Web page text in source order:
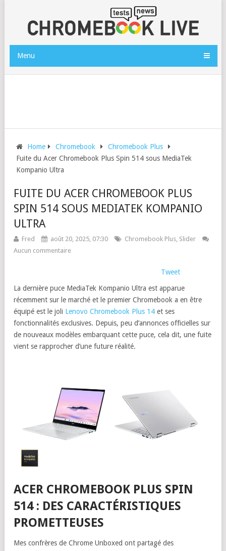
Menu
Home Chromebook
Chromebook Plus
Fuite du Acer Chromebook Plus Spin 514 sous MediaTek
Kompanio Ultra
FUITE DU ACER CHROMEBOOK PLUS
SPIN 514 SOUS MEDIATEK KOMPANIO
ULTRA
Fred août 20, 2025, 07:30 Chromebook Plus, Slider
Aucun commentaire
Tweet
La dernière puce MediaTek Kompanio Ultra est apparue
récemment sur le marché et le premier Chromebook a en être
équipé est le joli Lenovo Chromebook Plus 14 et ses
fonctionnalités exclusives. Depuis, peu d’annonces officielles sur
de nouveaux modèles embarquant cette puce, cela dit, une fuite
vient se rapprocher d’une future réalité.
ACER CHROMEBOOK PLUS SPIN
514 : DES CARACTÉRISTIQUES
PROMETTEUSES
Mes confrères de Chrome Unboxed ont partagé des